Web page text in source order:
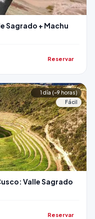
Sagrado + Machu
Reservar
1 día (~9 horas)
Fácil
Valle Sagrado
Reservar